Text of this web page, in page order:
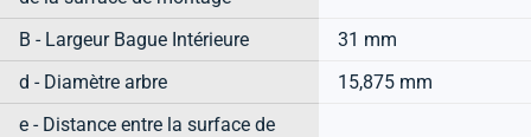
B - Largeur Bague Intérieure
31 mm
d - Diamètre arbre
15,875 mm
e - Distance entre la surface de